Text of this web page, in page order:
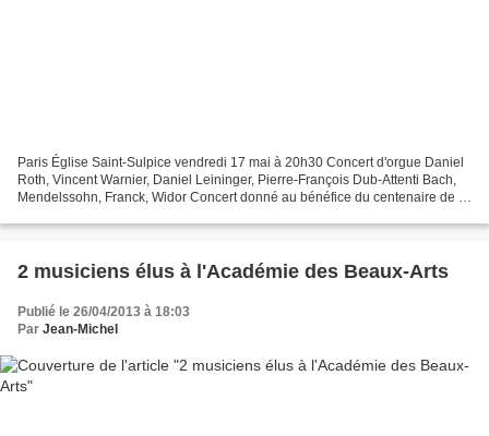
Paris Église Saint-Sulpice vendredi 17 mai à 20h30 Concert d'orgue Daniel
Roth, Vincent Warnier, Daniel Leininger, Pierre-François Dub-Attenti Bach,
Mendelssohn, Franck, Widor Concert donné au bénéfice du centenaire de la
2 musiciens élus à l'Académie des Beaux-Arts
Publié le 26/04/2013 à 18:03
Par Jean-Michel